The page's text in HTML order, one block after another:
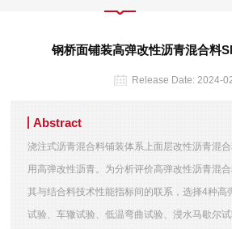
钢桥面铺装高弹改性沥青混合料
Release Date: 2024-
Abstract
浇注式沥青混合料铺装体系上面层改性沥青混
用高弹改性沥青。为分析评价高弹改性沥青混
其与结合料技术性能指标间的联系，选择4种高
试验、车辙试验、低温弯曲试验、浸水马歇尔